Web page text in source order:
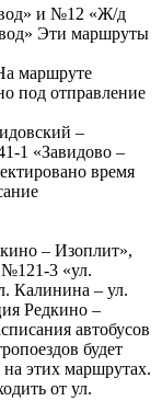
и №12 «Ж/д
Эти маршруты
маршруте
под отправление
–
1 «Завидово –
время
– Изоплит»,
3 «ул.
Калинина – ул.
Редкино –
автобусов
будет
этих маршрутах.
от ул.